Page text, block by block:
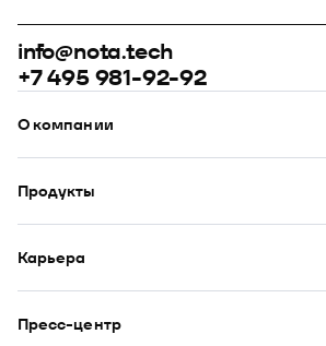
info@nota.tech
+7 495 981-92-92
О компании
О нас
Премии
Рейтинги
Кейсы
Закупки
ИТ-аккредитация
Продукты
Модус
Купол
Сфера
Визор
Юнион
Карьера
Вакансии
Бенефиты
Начало карьеры
Пресс-центр